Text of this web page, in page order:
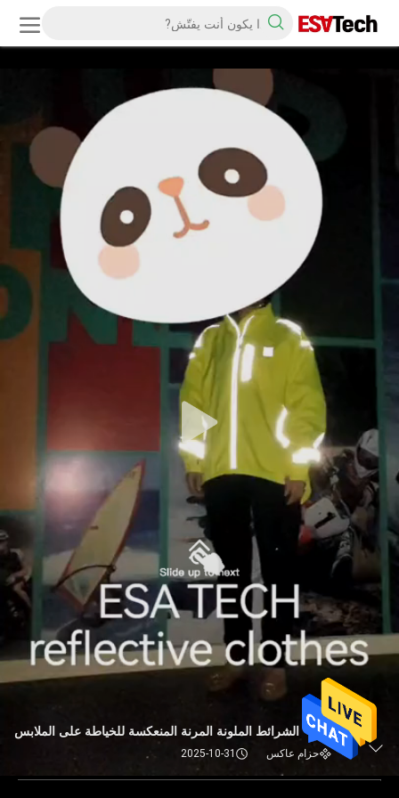
الشرائط الملونة المرنة المنعكسة للخياطة على الملابس
حزام عاكس 2025-10-31